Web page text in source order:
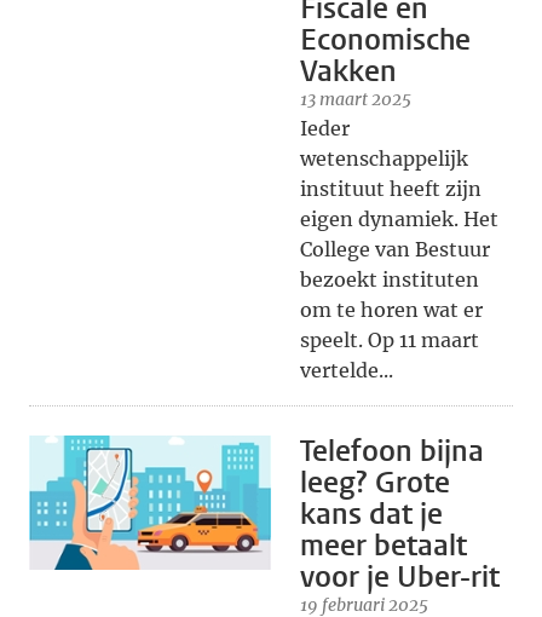
Fiscale en
Economische
Vakken
13 maart 2025
Ieder
wetenschappelijk
instituut heeft zijn
eigen dynamiek. Het
College van Bestuur
bezoekt instituten
om te horen wat er
speelt. Op 11 maart
vertelde...
Telefoon bijna
leeg? Grote
kans dat je
meer betaalt
voor je Uber-rit
19 februari 2025